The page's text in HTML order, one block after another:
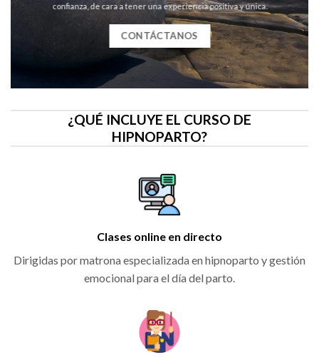
confianza, de cara a tener una experiencia positiva y única.
CONTÁCTANOS
¿QUÉ INCLUYE EL CURSO DE
HIPNOPARTO?
Clases online en directo
Dirigidas por matrona especializada en hipnoparto y gestión
emocional para el día del parto.